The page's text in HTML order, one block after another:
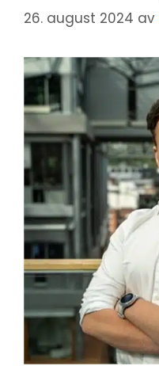
26. august 2024 av